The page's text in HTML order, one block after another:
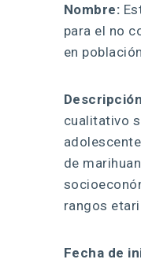
Nombre:
para el no
en
cualitativo
de
rangos
Fecha de